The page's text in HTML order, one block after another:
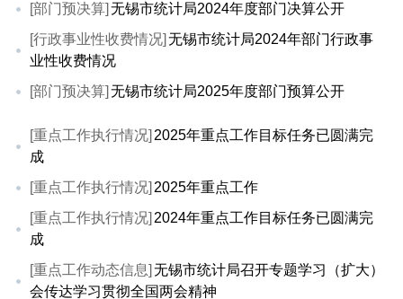
[部门预决算] 无锡市统计局2024年度部门决算公开
[行政事业性收费情况] 无锡市统计局2024年部门行政事
业性收费情况
[部门预决算] 无锡市统计局2025年度部门预算公开
[重点工作执行情况] 2025年重点工作目标任务已圆满完
成
[重点工作执行情况] 2025年重点工作
[重点工作执行情况] 2024年重点工作目标任务已圆满完
成
[重点工作动态信息] 无锡市统计局召开专题学习（扩大）
会传达学习贯彻全国两会精神